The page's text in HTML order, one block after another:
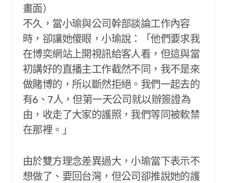
畫面）
不久，當小瑜與公司幹部談論工作內容
時，卻讓她傻眼，小瑜說：「他們要求我
在博奕網站上開視訊給客人看，但這與當
初講好的直播主工作截然不同，我不是來
做賭博的，所以斷然拒絕。我們一起去的
有6、7人，但第一天公司就以辦簽證為
由，收走了大家的護照，我們等同被軟禁
在那裡。」
由於雙方理念差異過大，小瑜當下表示不
想做了、要回台灣，但公司卻推說她的護